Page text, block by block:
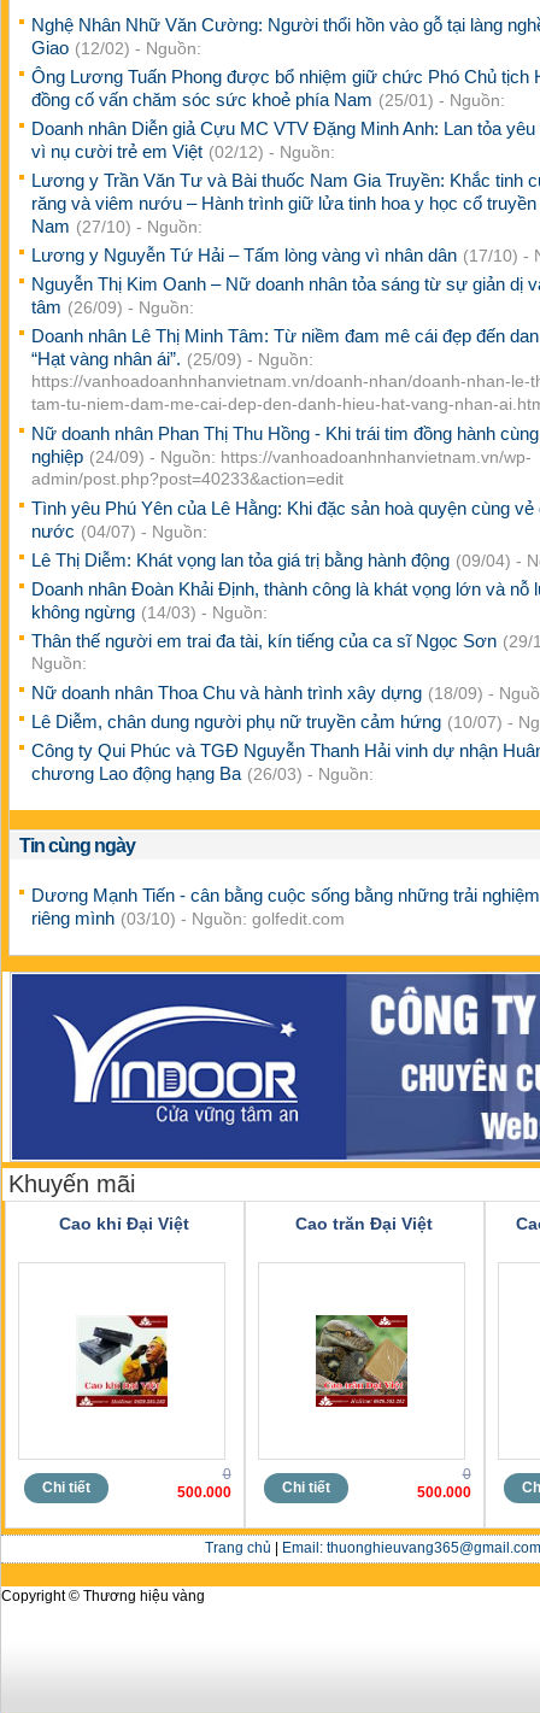
Nghệ Nhân Nhữ Văn Cường: Người thổi hồn vào gỗ tại làng
Giao (12/02) - Nguồn:
Ông Lương Tuấn Phong được bổ nhiệm giữ chức Phó Chủ tịch
đồng cố vấn chăm sóc sức khoẻ phía Nam (25/01) - Nguồn:
Doanh nhân Diễn giả Cựu MC VTV Đặng Minh Anh: Lan tỏa
vì nụ cười trẻ em Việt (02/12) - Nguồn:
Lương y Trần Văn Tư và Bài thuốc Nam Gia Truyền: Khắc tinh
răng và viêm nướu – Hành trình giữ lửa tinh hoa y học cổ truyền
Nam (27/10) - Nguồn:
Lương y Nguyễn Tứ Hải – Tấm lòng vàng vì nhân dân (17/10) -
Nguyễn Thị Kim Oanh – Nữ doanh nhân tỏa sáng từ sự giản dị
tâm (26/09) - Nguồn:
Doanh nhân Lê Thị Minh Tâm: Từ niềm đam mê cái đẹp đến
“Hạt vàng nhân ái”. (25/09) - Nguồn:
https://vanhoadoanhnhanvietnam.vn/doanh-nhan/doanh-nhan-le-
tam-tu-niem-dam-me-cai-dep-den-danh-hieu-hat-vang-nhan-
Nữ doanh nhân Phan Thị Thu Hồng - Khi trái tim đồng hành
nghiệp (24/09) - Nguồn: https://vanhoadoanhnhanvietnam.vn/wp-
admin/post.php?post=40233&action=edit
Tình yêu Phú Yên của Lê Hằng: Khi đặc sản hoà quyện cùng vẻ
nước (04/07) - Nguồn:
Lê Thị Diễm: Khát vọng lan tỏa giá trị bằng hành động (09/04) -
Doanh nhân Đoàn Khải Định, thành công là khát vọng lớn và nỗ
không ngừng (14/03) - Nguồn:
Thân thế người em trai đa tài, kín tiếng của ca sĩ Ngọc Sơn (29/
Nguồn:
Nữ doanh nhân Thoa Chu và hành trình xây dựng (18/09) -
Lê Diễm, chân dung người phụ nữ truyền cảm hứng (10/07) -
Công ty Qui Phúc và TGĐ Nguyễn Thanh Hải vinh dự nhận
chương Lao động hạng Ba (26/03) - Nguồn:
Tin cùng ngày
Dương Mạnh Tiến - cân bằng cuộc sống bằng những trải
riêng mình (03/10) - Nguồn: golfedit.com
Khuyến mãi
Cao khỉ Đại Việt
Chi tiết
0
500.000
Cao trăn Đại Việt
Chi tiết
0
500.000
Trang chủ Email:
Copyright © Thương hiệu vàng